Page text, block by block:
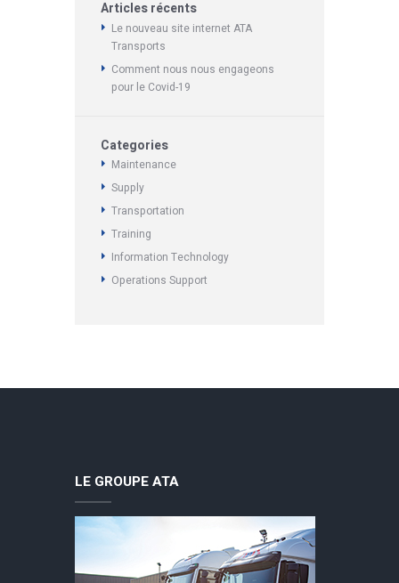
Articles récents
Le nouveau site internet ATA
Transports
Comment nous nous engageons
pour le Covid-19
Categories
Maintenance
Supply
Transportation
Training
Information Technology
Operations Support
LE GROUPE ATA